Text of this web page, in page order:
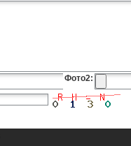
Фото2: